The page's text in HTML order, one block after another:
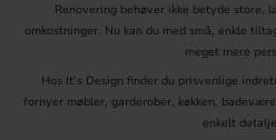
Renovering behøver ikke betyde store,
omkostninger. Nu kan du med små, enkle
meget mere
Hos It’s Design finder du prisvenlige
fornyer møbler, garderober, køkken,
enkelt